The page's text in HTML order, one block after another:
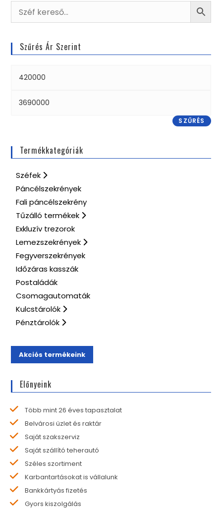
Szűrés Ár Szerint
SZŰRÉS
Termékkategóriák
Széfek
Páncélszekrények
Fali páncélszekrény
Tűzálló termékek
Exkluzív trezorok
Lemezszekrények
Fegyverszekrények
Időzáras kasszák
Postaládák
Csomagautomaták
Kulcstárolók
Pénztárolók
Akciós termékeink
Előnyeink
Több mint 26 éves tapasztalat
Belvárosi üzlet és raktár
Saját szakszerviz
Saját szállító teherautó
Széles szortiment
Karbantartásokat is vállalunk
Bankkártyás fizetés
Gyors kiszolgálás